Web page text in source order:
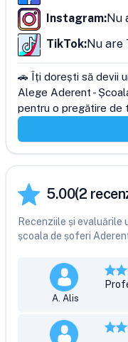
Instagram:Nu
TikTok:Nu are
🚗 Îți dorești să devii
Alege Aderent -
pentru o pregătire de
5.00(2
Recenziile și
școala de șoferi
A. Alis